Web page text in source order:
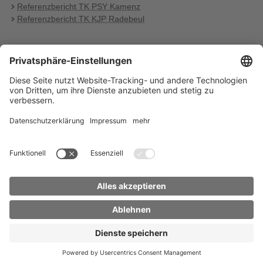
Referenzbericht TK PSY Kamenz
Referenzbericht TK KJP Radebeul
Startseite Inhaltsübersicht Impressum Datenschutz
Barrierefreiheit